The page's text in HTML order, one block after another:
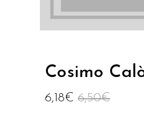
Cosimo
6,50€
6,18€